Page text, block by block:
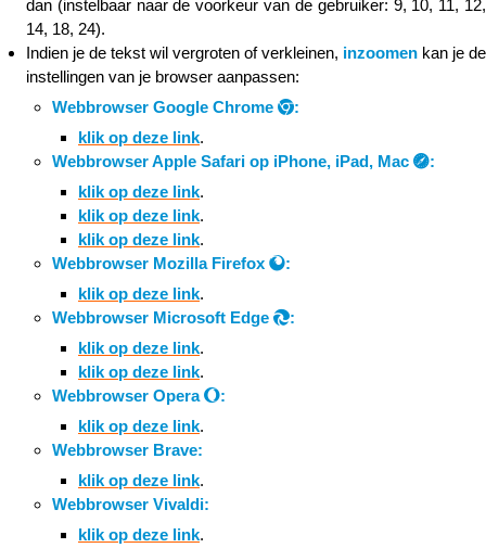
dan (instelbaar naar de voorkeur van de gebruiker: 9, 10, 11, 12,
14, 18, 24).
Indien je de tekst wil vergroten of verkleinen, inzoomen kan je de
instellingen van je browser aanpassen:
Webbrowser Google Chrome
:
klik op deze link.
Webbrowser Apple Safari op iPhone, iPad, Mac
:
klik op deze link.
klik op deze link.
klik op deze link.
Webbrowser Mozilla Firefox
:
klik op deze link.
Webbrowser Microsoft Edge
:
klik op deze link.
klik op deze link.
Webbrowser Opera
:
klik op deze link.
Webbrowser Brave:
klik op deze link.
Webbrowser Vivaldi:
klik op deze link.